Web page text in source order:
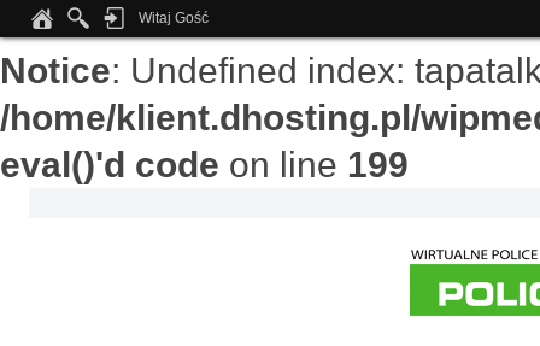
Notice: Undefined index:
/home/klient.dhosting.pl/
eval()'d code on line 199
Witaj Gość